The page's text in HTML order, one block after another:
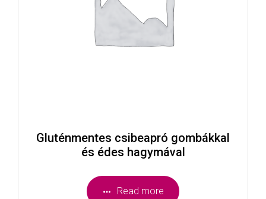
Gluténmentes csibeapró gombákkal
és édes hagymával
Read more